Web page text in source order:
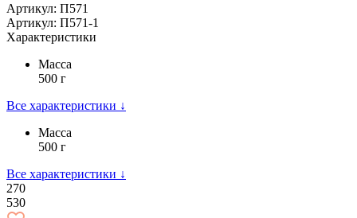
Артикул: П571
Артикул: П571-1
Характеристики
Масса
500 г
Все характеристики ↓
Масса
500 г
Все характеристики ↓
270
530